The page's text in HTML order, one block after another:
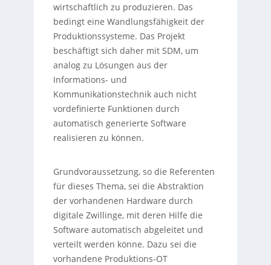
wirtschaftlich zu produzieren. Das
bedingt eine Wandlungsfähigkeit der
Produktionssysteme. Das Projekt
beschäftigt sich daher mit SDM, um
analog zu Lösungen aus der
Informations- und
Kommunikationstechnik auch nicht
vordefinierte Funktionen durch
automatisch generierte Software
realisieren zu können.
Grundvoraussetzung, so die Referenten
für dieses Thema, sei die Abstraktion
der vorhandenen Hardware durch
digitale Zwillinge, mit deren Hilfe die
Software automatisch abgeleitet und
verteilt werden könne. Dazu sei die
vorhandene Produktions-OT